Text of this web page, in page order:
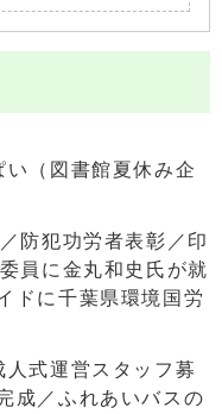
（図書館夏休み企
防犯功労者表彰／印
員に金丸和史氏が就
ドに千葉県環境国労
式運営スタッフ募
成／ふれあいバスの